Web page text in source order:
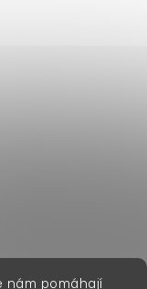
nám pomáhají